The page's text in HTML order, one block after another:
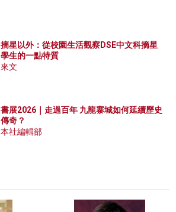
摘星以外：從校園生活觀察DSE中文科摘星
學生的一點特質
來文
書展2026｜走過百年 九龍寨城如何延續歷史
傳奇？
本社編輯部